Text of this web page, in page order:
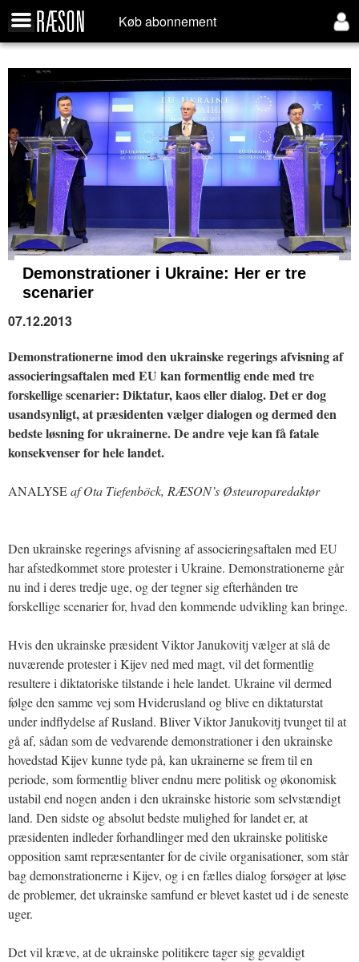
Køb abonnement
Demonstrationer i Ukraine: Her er tre
scenarier
07.12.2013
Demonstrationerne imod den ukrainske regerings afvisning af
associeringsaftalen med EU kan formentlig ende med tre
forskellige scenarier: Diktatur, kaos eller dialog. Det er dog
usandsynligt, at præsidenten vælger dialogen og dermed den
bedste løsning for ukrainerne. De andre veje kan få fatale
konsekvenser for hele landet.
ANALYSEaf Ota Tiefenböck, RÆSON’s Østeuroparedaktør
Den ukrainske regerings afvisning af associeringsaftalen med EU
har afstedkommet store protester i Ukraine. Demonstrationerne går
nu ind i deres tredje uge, og der tegner sig efterhånden tre
forskellige scenarier for, hvad den kommende udvikling kan bringe.
Hvis den ukrainske præsident Viktor Janukovitj vælger at slå de
nuværende protester i Kijev ned med magt, vil det formentlig
resultere i diktatoriske tilstande i hele landet. Ukraine vil dermed
følge den samme vej som Hviderusland og blive en diktaturstat
under indflydelse af Rusland. Bliver Viktor Janukovitj tvunget til at
gå af, sådan som de vedvarende demonstrationer i den ukrainske
hovedstad Kijev kunne tyde på, kan ukrainerne se frem til en
periode, som formentlig bliver endnu mere politisk og økonomisk
ustabil end nogen anden i den ukrainske historie som selvstændigt
land. Den sidste og absolut bedste mulighed for landet er, at
præsidenten indleder forhandlinger med den ukrainske politiske
opposition samt repræsentanter for de civile organisationer, som står
bag demonstrationerne i Kijev, og i en fælles dialog forsøger at løse
de problemer, det ukrainske samfund er blevet kastet ud i de seneste
uger.
Det vil kræve, at de ukrainske politikere tager sig gevaldigt